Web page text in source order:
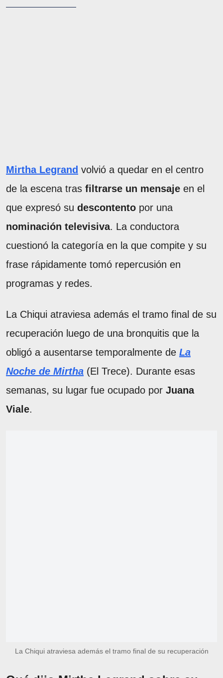
Mirtha Legrand volvió a quedar en el centro
de la escena tras filtrarse un mensaje en el
que expresó su descontento por una
nominación televisiva. La conductora
cuestionó la categoría en la que compite y su
frase rápidamente tomó repercusión en
programas y redes.
La Chiqui atraviesa además el tramo final de su
recuperación luego de una bronquitis que la
obligó a ausentarse temporalmente de La
Noche de Mirtha (El Trece). Durante esas
semanas, su lugar fue ocupado por Juana
Viale.
La Chiqui atraviesa además el tramo final de su recuperación